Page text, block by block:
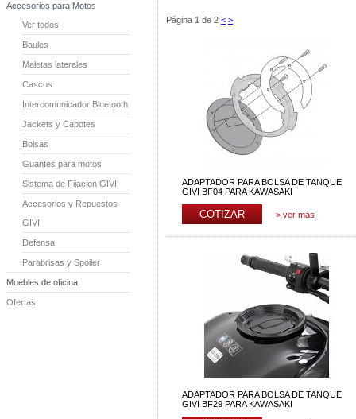
Accesorios para Motos
Ver todos
Baules
Maletas laterales
Cascos
Intercomunicador Bluetooth
Jackets y Capotes
Bolsas
Guantes para motos
Sistema de Fijacion GIVI
Accesorios y Repuestos
GIVI
Defensa
Parabrisas y Spoiler
Muebles de oficina
Ofertas
Página 1 de 2 < >
ADAPTADOR PARA BOLSA DE TANQUE
GIVI BF04 PARA KAWASAKI
> ver más
ADAPTADOR PARA BOLSA DE TANQUE
GIVI BF29 PARA KAWASAKI